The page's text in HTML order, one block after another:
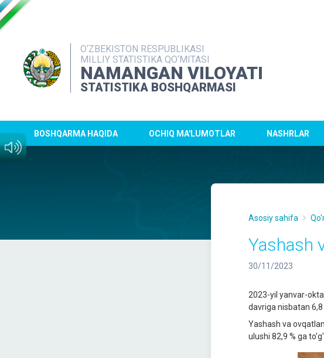
O‘ZBEKISTON RESPUBLIKASI
MILLIY STATISTIKA QO‘MITASI
NAMANGAN VILOYATI
STATISTIKA BOSHQARMASI
BOSHQARMA HAQIDA OCHIQ MA'LUMOTLAR NASHRLAR
Asosiy sahifa
Yashash
30/11/2023
2023-yil yanvar-
davriga nisbatan 6,8
Yashash va
ulushi 82,9 % ga